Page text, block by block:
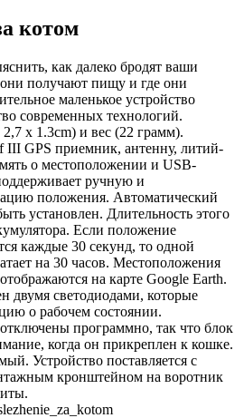
котом
как далеко бродят ваши
получают пищу и где они
маленькое устройство
современных технологий.
х 1.3cm) и вес (22 грамм).
III GPS приемник, антенну, литий-
о местоположении и USB-
ручную и
положения. Автоматический
установлен. Длительность этого
Если положение
каждые 30 секунд, то одной
на 30 часов. Местоположения
на карте Google Earth.
двумя светодиодами, которые
о рабочем состоянии.
программно, так что блок
когда он прикреплен к кошке.
Устройство поставляется с
кронштейном на воротник